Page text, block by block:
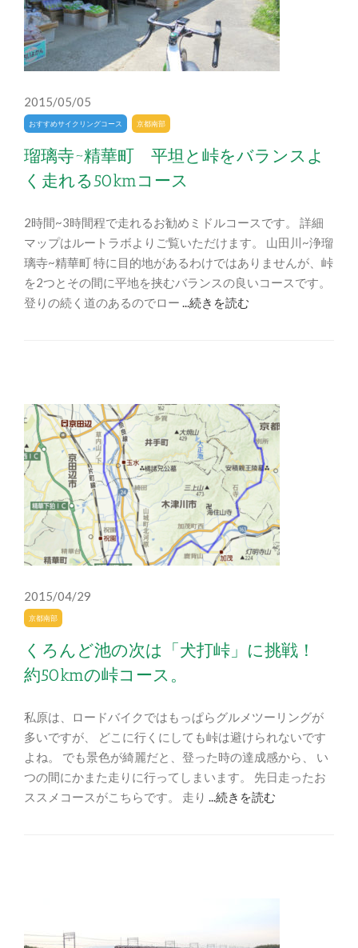
2015/05/05
おすすめサイクリングコース 京都南部
瑠璃寺~精華町 平坦と峠をバランスよ
く走れる50kmコース
2時間~3時間程で走れるお勧めミドルコースです。 詳細
マップはルートラボよりご覧いただけます。 山田川~浄瑠
璃寺~精華町 特に目的地があるわけではありませんが、峠
を2つとその間に平地を挟むバランスの良いコースです。
登りの続く道のあるのでロー ...続きを読む
2015/04/29
京都南部
くろんど池の次は「犬打峠」に挑戦！
約50kmの峠コース。
私原は、ロードバイクではもっぱらグルメツーリングが
多いですが、 どこに行くにしても峠は避けられないです
よね。 でも景色が綺麗だと、登った時の達成感から、 い
つの間にかまた走りに行ってしまいます。 先日走ったお
ススメコースがこちらです。 走り ...続きを読む